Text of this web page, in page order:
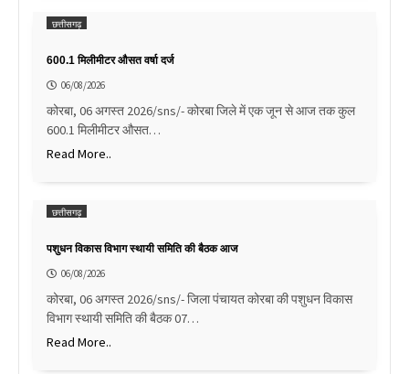
छत्तीसगढ़
600.1 मिलीमीटर औसत वर्षा दर्ज
06/08/2026
कोरबा, 06 अगस्त 2026/sns/- कोरबा जिले में एक जून से आज तक कुल
600.1 मिलीमीटर औसत…
Read More..
छत्तीसगढ़
पशुधन विकास विभाग स्थायी समिति की बैठक आज
06/08/2026
कोरबा, 06 अगस्त 2026/sns/- जिला पंचायत कोरबा की पशुधन विकास
विभाग स्थायी समिति की बैठक 07…
Read More..